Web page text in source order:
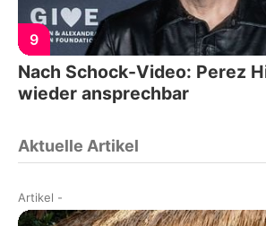
9
Nach Schock-Video: Perez
wieder ansprechbar
Aktuelle Artikel
Artikel -